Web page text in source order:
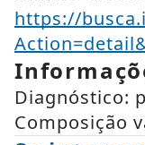
https://
Diagnóstico:
Composição